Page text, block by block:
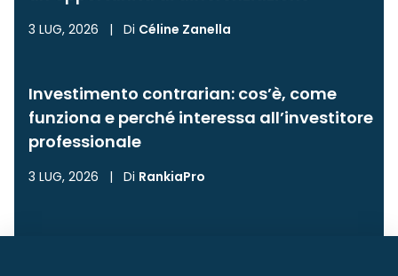
3 LUG, 2026 | Di Céline Zanella
Investimento contrarian: cos’è, come
funziona e perché interessa all’investitore
professionale
3 LUG, 2026 | Di RankiaPro